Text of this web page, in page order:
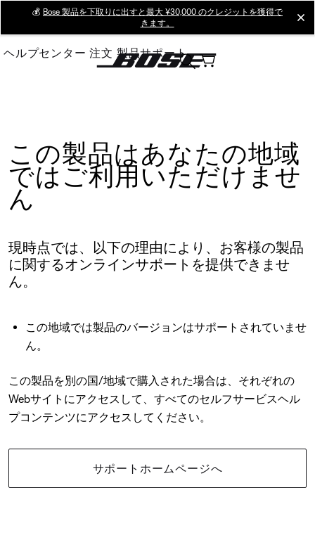
Main
💰 Bose 製品を下取りに出すと最大 ¥30,000 のクレジットを獲得で
きます。
ヘルプセンター 注文 製品サポート
この製品はあなたの地域
ではご利用いただけませ
ん
現時点では、以下の理由により、お客様の製品
に関するオンラインサポートを提供できませ
ん。
この地域では製品のバージョンはサポートされていませ
ん。
この製品を別の国/地域で購入された場合は、それぞれの
Webサイトにアクセスして、すべてのセルフサービスヘル
プコンテンツにアクセスしてください。
サポートホームページへ